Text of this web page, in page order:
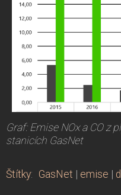
Graf: Emise NOx a CO z
stanicích GasNet
Štítky: GasNet | emise |